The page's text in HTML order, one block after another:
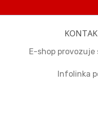
E-shop provozuje
Infolinka
pá: